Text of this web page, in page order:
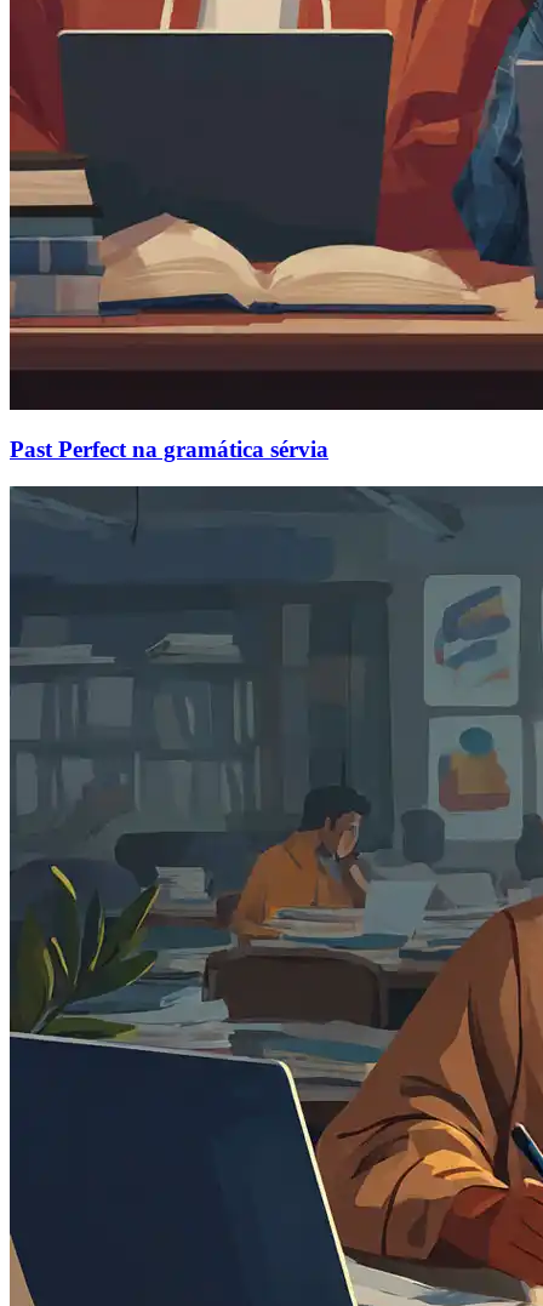
Past Perfect na gramática sérvia